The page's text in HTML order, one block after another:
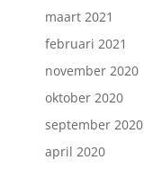
maart 2021
februari 2021
november 2020
oktober 2020
september 2020
april 2020